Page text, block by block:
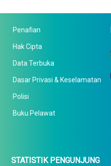
Penafian
Hak Cipta
Data Terbuka
Dasar Privasi & Keselamatan
Polisi
Buku Pelawat
STATISTIK PENGUNJUNG